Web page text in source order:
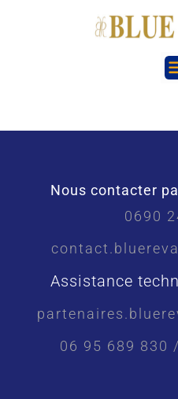
Nous contacter
0690
Assistance
06 95 689 830